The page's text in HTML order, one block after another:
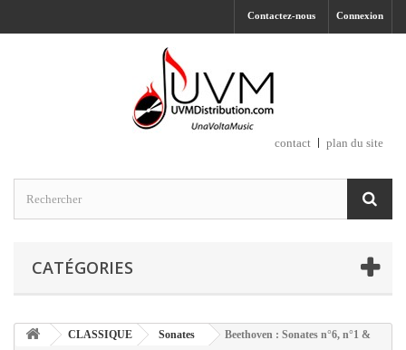
Connexion
Contactez-nous
contact plan du site
CATÉGORIES
CLASSIQUE Sonates
Beethoven : Sonates n°6, n°1 &